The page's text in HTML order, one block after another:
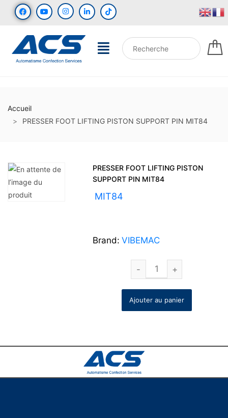
Accueil
PRESSER FOOT LIFTING PISTON SUPPORT PIN MIT84
PRESSER FOOT LIFTING PISTON
SUPPORT PIN MIT84
MIT84
Brand: VIBEMAC
Ajouter au panier